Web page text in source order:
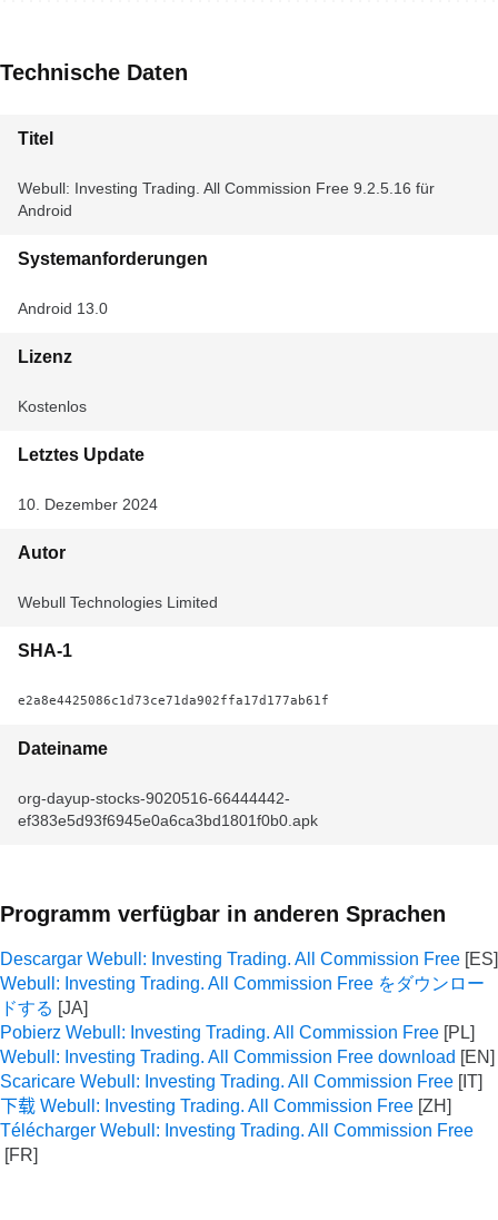
Technische Daten
Titel
Webull: Investing Trading. All Commission Free 9.2.5.16 für
Android
Systemanforderungen
Android 13.0
Lizenz
Kostenlos
Letztes Update
10. Dezember 2024
Autor
Webull Technologies Limited
SHA-1
e2a8e4425086c1d73ce71da902ffa17d177ab61f
Dateiname
org-dayup-stocks-9020516-66444442-
ef383e5d93f6945e0a6ca3bd1801f0b0.apk
Programm verfügbar in anderen Sprachen
Descargar Webull: Investing Trading. All Commission Free
Webull: Investing Trading. All Commission Free をダウンロー
ドする
Pobierz Webull: Investing Trading. All Commission Free
Webull: Investing Trading. All Commission Free download
Scaricare Webull: Investing Trading. All Commission Free
下载 Webull: Investing Trading. All Commission Free
Télécharger Webull: Investing Trading. All Commission Free